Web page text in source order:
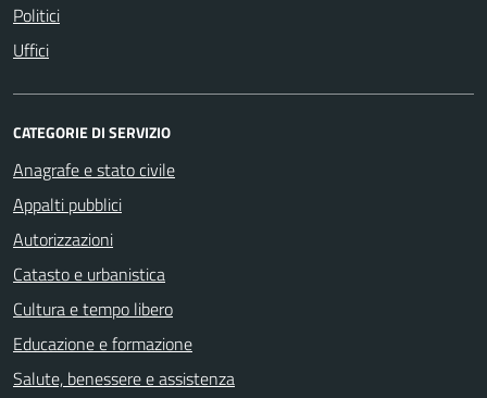
Politici
Uffici
CATEGORIE DI SERVIZIO
Anagrafe e stato civile
Appalti pubblici
Autorizzazioni
Catasto e urbanistica
Cultura e tempo libero
Educazione e formazione
Salute, benessere e assistenza